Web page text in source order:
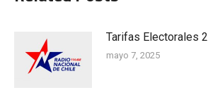
Tarifas Electorales
mayo 7, 2025